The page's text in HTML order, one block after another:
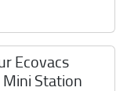
Ecovacs
Mini Station